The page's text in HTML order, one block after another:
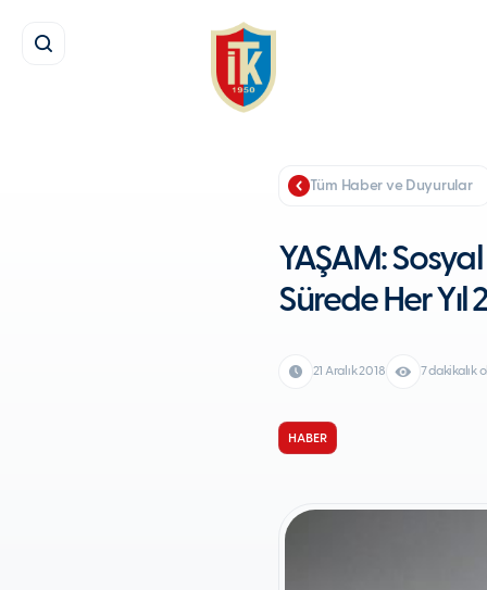
Tüm Haber ve Duyurular
YAŞAM:
Sürede Her
21 Aralık 2018 7 dakikalık
HABER